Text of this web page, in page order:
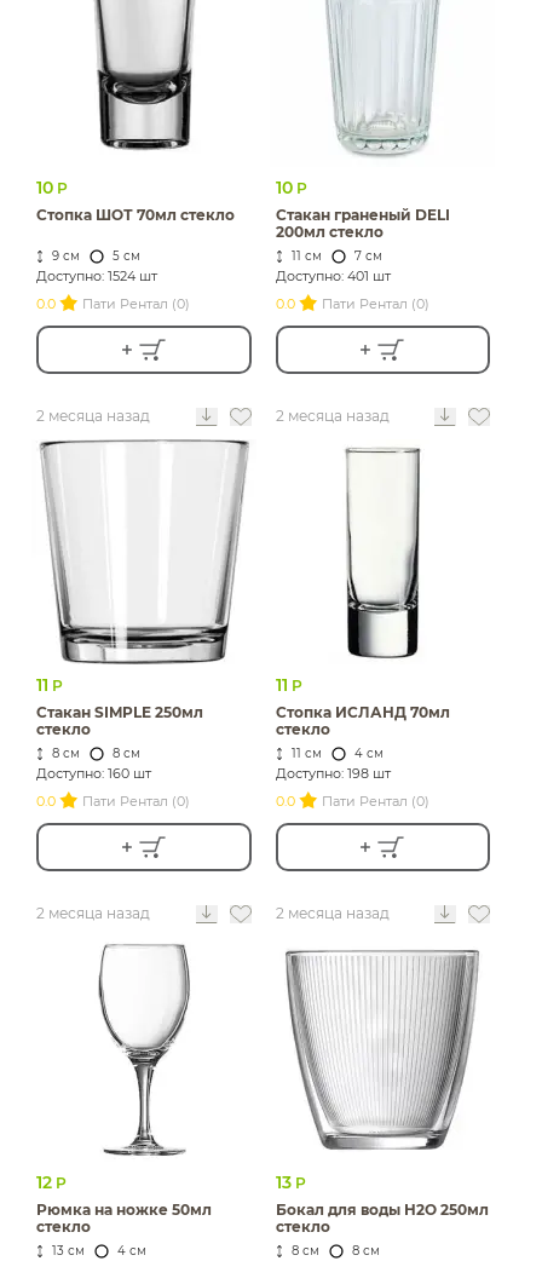
ИЗДЕЛИЯ ДЛЯ
КОМФОРТА
ТЕХНИЧЕСКОЕ
ОБОРУДОВАНИЕ
10 Р
Стопка ШОТ 70мл стекло
9 см 5 см
Доступно: 1524 шт
0.0
Пати Рентал (0)
10 Р
Стакан граненый DELI
200мл стекло
11 см 7 см
Доступно: 401 шт
0.0
Пати Рентал (0)
2 месяца назад
11 Р
Стакан SIMPLE 250мл
стекло
8 см 8 см
Доступно: 160 шт
0.0
Пати Рентал (0)
2 месяца назад
11 Р
Стопка ИСЛАНД 70мл
стекло
11 см 4 см
Доступно: 198 шт
0.0
Пати Рентал (0)
2 месяца назад
12 Р
Рюмка на ножке 50мл
стекло
13 см 4 см
2 месяца назад
13 Р
Бокал для воды H2O 250мл
стекло
8 см 8 см